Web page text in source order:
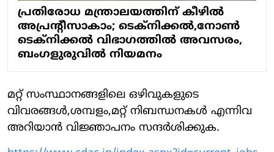
പ്രതിരോധ മന്ത്രാലയത്തിന് കീഴിൽ
അപ്രന്റീസാകാം; ടെക്നിക്കൽ,നോൺ
ടെക്നിക്കൽ വിഭാഗത്തിൽ അവസരം,
ബംഗളുരുവിൽ നിയമനം
മറ്റ് സംസ്ഥാനങ്ങളിലെ ഒഴിവുകളുടെ
വിവരങ്ങൾ,ശമ്പളം,മറ്റ് നിബന്ധനകൾ എന്നിവ
അറിയാൻ വിജ്ഞാപനം സന്ദർശിക്കുക.